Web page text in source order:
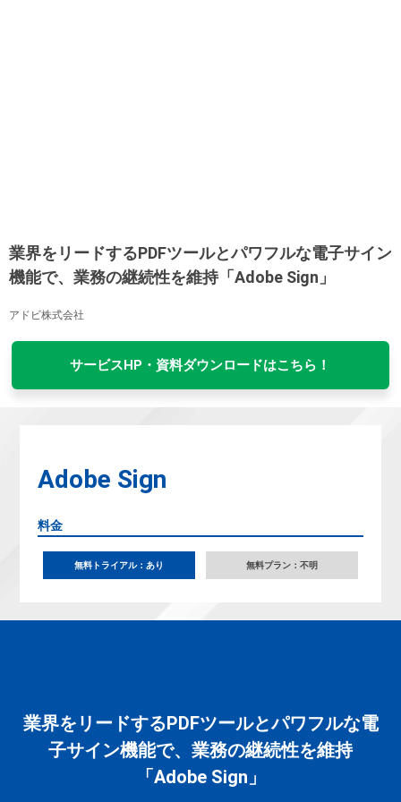
業界をリードするPDFツールとパワフルな電子サイン
機能で、業務の継続性を維持「Adobe Sign」
アドビ株式会社
サービスHP・資料ダウンロードはこちら！
Adobe Sign
料金
無料トライアル：あり 無料プラン：不明
業界をリードするPDFツールとパワフルな電
子サイン機能で、業務の継続性を維持
「Adobe Sign」